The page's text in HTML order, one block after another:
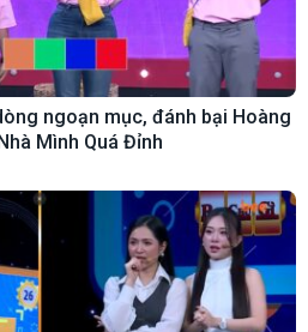
ngoạn mục, đánh bại Hoàng
Mình Quá Đỉnh